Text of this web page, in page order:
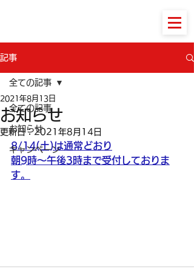
記事
全ての記事
お知らせ
キャンペーン
全ての記事
お知らせ
2021年8月13日
更新日：2021年8月14日
8/14(土)は通常どおり
朝9時～午後3時まで受付しておりま
す。